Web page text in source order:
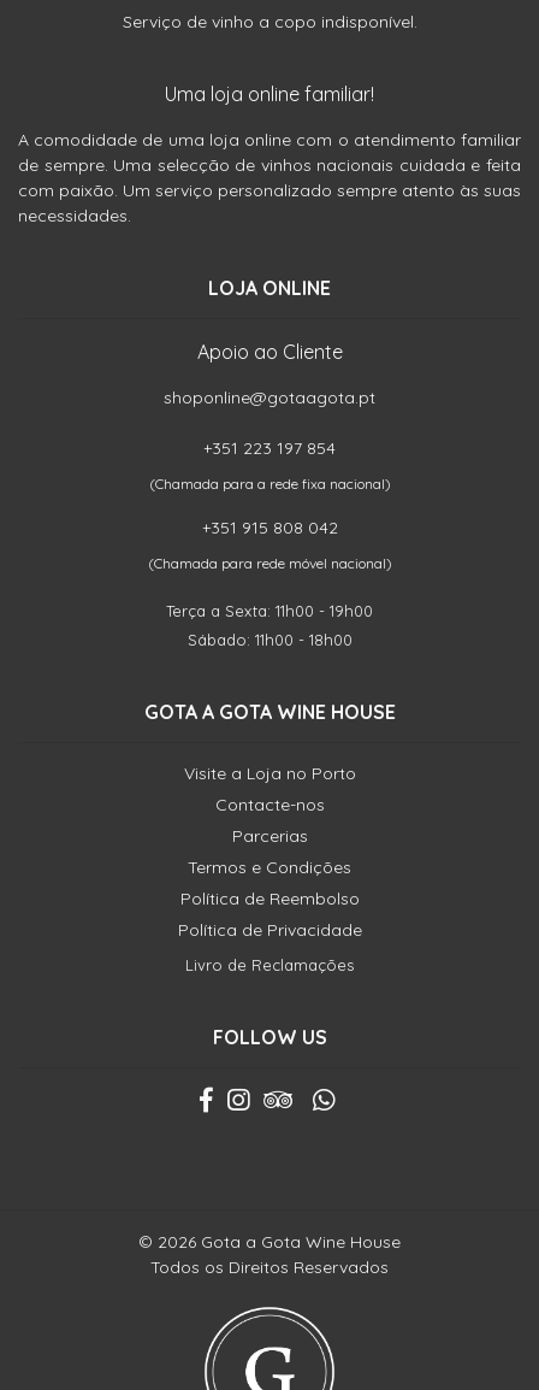
Serviço de vinho a copo indisponível.
Uma loja online familiar!
A comodidade de uma loja online com o atendimento familiar
de sempre. Uma selecção de vinhos nacionais cuidada e feita
com paixão. Um serviço personalizado sempre atento às suas
necessidades.
LOJA ONLINE
Apoio ao Cliente
shoponline@gotaagota.pt
+351 223 197 854
(Chamada para a rede fixa nacional)
+351 915 808 042
(Chamada para rede móvel nacional)
Terça a Sexta: 11h00 - 19h00
Sábado: 11h00 - 18h00
GOTA A GOTA WINE HOUSE
Visite a Loja no Porto
Contacte-nos
Parcerias
Termos e Condições
Política de Reembolso
Política de Privacidade
Livro de Reclamações
FOLLOW US
© 2026 Gota a Gota Wine House
Todos os Direitos Reservados